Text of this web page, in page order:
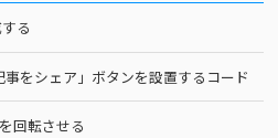
る
をシェア」ボタンを設置するコード
回転させる